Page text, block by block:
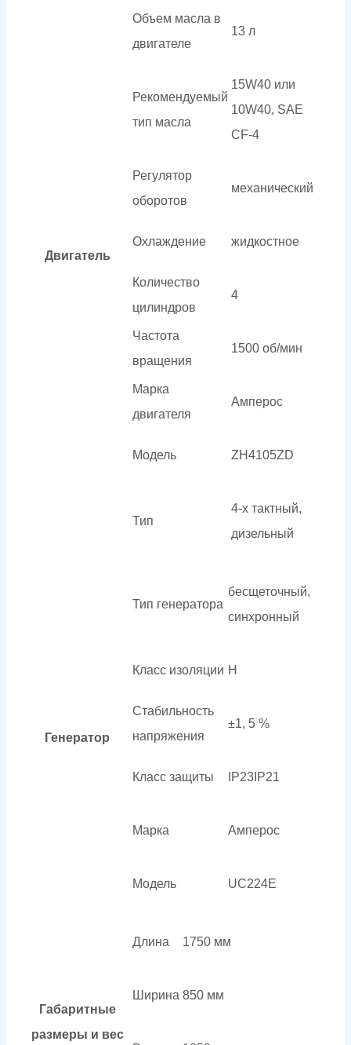
Двигатель
Объем масла в
двигателе
13 л
Рекомендуемый
тип масла
15W40 или
10W40, SAE
CF-4
Регулятор
оборотов
механический
Охлаждение жидкостное
Количество
цилиндров
4
Частота
вращения
1500 об/мин
Марка
двигателя
Амперос
Модель ZH4105ZD
Тип
4-х тактный,
дизельный
Генератор
Тип генератора
бесщеточный,
синхронный
Класс изоляции H
Стабильность
напряжения
±1, 5 %
Класс защиты IP23IP21
Марка Амперос
Модель UC224E
Габаритные
размеры и вес
Длина 1750 мм
Ширина 850 мм